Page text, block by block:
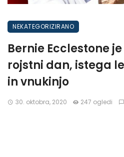
NEKATEGORIZIRANO
Bernie Ecclestone
rojstni dan, istega
in vnukinjo
30. oktobra, 2020 247 ogledi